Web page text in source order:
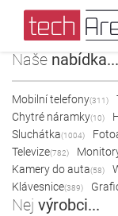
Naše nabídka...
Mobilní telefony(311)
Chytré náramky(10)
Sluchátka(1004)
Televize(782)
Kamery do auta(58)
Klávesnice(389)
Nej výrobci...